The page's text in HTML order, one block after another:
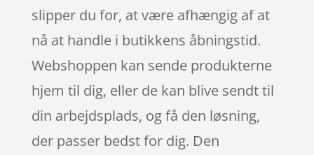
slipper du for, at være afhængig af at
nå at handle i butikkens åbningstid.
Webshoppen kan sende produkterne
hjem til dig, eller de kan blive sendt til
din arbejdsplads, og få den løsning,
der passer bedst for dig. Den